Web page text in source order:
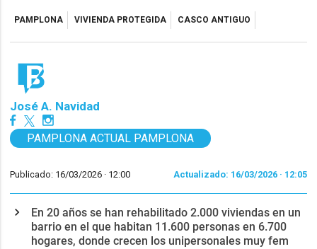
PAMPLONA VIVIENDA PROTEGIDA CASCO ANTIGUO
José A. Navidad
PAMPLONA ACTUAL PAMPLONA
Publicado: 16/03/2026 · 12:00 Actualizado: 16/03/2026 · 12:05
En 20 años se han rehabilitado 2.000 viviendas en un
barrio en el que habitan 11.600 personas en 6.700
hogares, donde crecen los unipersonales muy fem